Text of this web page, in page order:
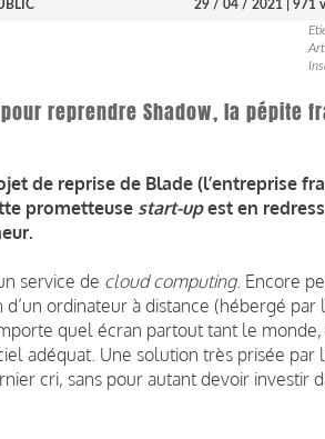
29 / 04 / 2021
| 971
reprendre Shadow, la pépite
de reprise de Blade (l’entreprise
prometteuse start-upest en
service de cloud computing. Encore
ordinateur à distance (hébergé par
quel écran partout tant le
adéquat. Une solution très prisée par
cri, sans pour autant devoir investir